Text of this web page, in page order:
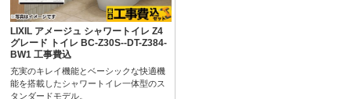
LIXIL アメージュ シャワートイレ Z4
グレード トイレ BC-Z30S--DT-Z384-
BW1 工事費込
充実のキレイ機能とベーシックな快適機
能を搭載したシャワートイレ一体型のス
タンダードモデル。